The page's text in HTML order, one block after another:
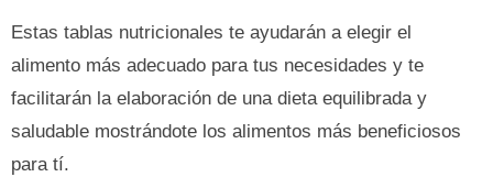
Estas tablas nutricionales te ayudarán a elegir el
alimento más adecuado para tus necesidades y te
facilitarán la elaboración de una dieta equilibrada y
saludable mostrándote los alimentos más beneficiosos
para tí.